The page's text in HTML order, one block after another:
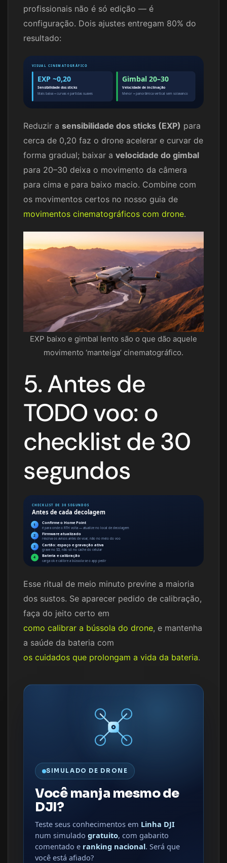
profissionais não é só edição — é
configuração. Dois ajustes entregam 80% do
resultado:
VISUAL CINEMATOGRÁFICO
EXP ~0,20
Sensibilidade dos sticks
Mais baixa = curvas e partidas suaves
Gimbal 20–30
Velocidade de inclinação
Menor = panorâmica vertical sem solavanco
Reduzir a sensibilidade dos sticks (EXP) para
cerca de 0,20 faz o drone acelerar e curvar de
forma gradual; baixar a velocidade do gimbal
para 20–30 deixa o movimento da câmera
para cima e para baixo macio. Combine com
os movimentos certos no nosso guia de
movimentos cinematográficos com drone.
EXP baixo e gimbal lento são o que dão aquele
movimento ‘manteiga’ cinematográfico.
5. Antes de
TODO voo: o
checklist de 30
segundos
CHECKLIST DE 30 SEGUNDOS
Antes de cada decolagem
1 Confirme o Home Point
é para onde o RTH volta — atualize no local de decolagem
2 Firmware atualizado
resolva os avisos antes de voar, não no meio do voo
3 Cartão: espaço e gravação ativa
grave no SD, não só no cache do celular
4 Bateria e calibração
carga ok e calibre a bússola se o app pedir
Esse ritual de meio minuto previne a maioria
dos sustos. Se aparecer pedido de calibração,
faça do jeito certo em
como calibrar a bússola do drone, e mantenha
a saúde da bateria com
os cuidados que prolongam a vida da bateria.
SIMULADO DE DRONE
Você manja mesmo de
DJI?
Teste seus conhecimentos em Linha DJI
num simulado gratuito, com gabarito
comentado e ranking nacional. Será que
você está afiado?